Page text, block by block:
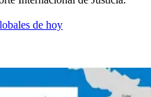
de hoy